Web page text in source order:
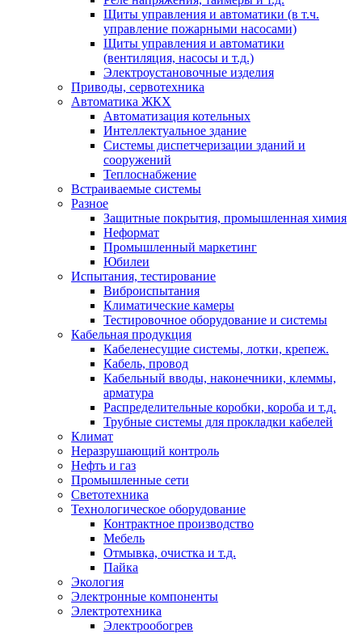
Щиты управления и автоматики (в т.ч.
управление пожарными насосами)
Щиты управления и автоматики
(вентиляция, насосы и т.д.)
Электроустановочные изделия
Приводы, сервотехника
Автоматика ЖКХ
Автоматизация котельных
Интеллектуальное здание
Системы диспетчеризации зданий и
сооружений
Теплоснабжение
Встраиваемые системы
Разное
Защитные покрытия, промышленная химия
Неформат
Промышленный маркетинг
Юбилеи
Испытания, тестирование
Виброиспытания
Климатические камеры
Тестировочное оборудование и системы
Кабельная продукция
Кабеленесущие системы, лотки, крепеж.
Кабель, провод
Кабельный вводы, наконечники, клеммы,
арматура
Распределительные коробки, короба и т.д.
Трубные системы для прокладки кабелей
Климат
Неразрушающий контроль
Нефть и газ
Промышленные сети
Светотехника
Технологическое оборудование
Контрактное производство
Мебель
Отмывка, очистка и т.д.
Пайка
Экология
Электронные компоненты
Электротехника
Электрообогрев